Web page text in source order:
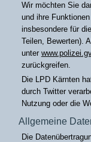
Wir möchten Sie
und ihre
insbesondere für
Teilen, Bewerten).
unter
zurückgreifen.
Die LPD Kärnten
durch Twitter
Nutzung oder die
Allgemeine
Die